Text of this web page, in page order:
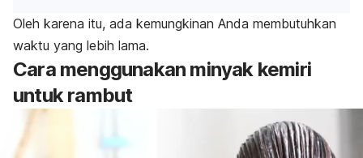
Oleh karena itu, ada kemungkinan Anda membutuhkan
waktu yang lebih lama.
Cara menggunakan minyak kemiri
untuk rambut